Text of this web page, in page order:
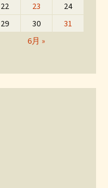
6月 »
22 23
24
29 30 31